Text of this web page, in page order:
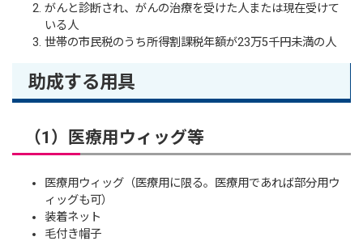
がんと診断され、がんの治療を受けた人または現在受けて
いる人
世帯の市民税のうち所得割課税年額が23万5千円未満の人
助成する用具
（1）医療用ウィッグ等
医療用ウィッグ（医療用に限る。医療用であれば部分用ウ
ィッグも可）
装着ネット
毛付き帽子